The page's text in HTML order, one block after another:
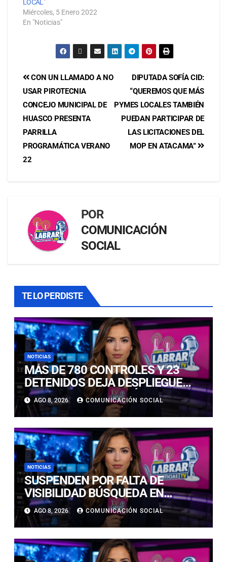
LOCAL´
Miércoles, 5 Enero 2022
En "Noticias"
DIPUTADA SOFÍA CID:
“QUEREMOS QUE MÁS
PYMES LOCALES TAMBIÉN
PUEDAN PARTICIPAR DE
LAS LICITACIONES DEL
MOP EN ATACAMA”
CON UN LLAMADO A NO
USAR PIROTECNIA
CONCEJO MUNICIPAL DE
HUASCO PRESENTA
PARRILLA
PROGRAMÁTICA VERANO
22
POR
COMUNICACIÓN
SOCIAL
TE LO PERDISTE
NOTICIAS
MÁS DE 780 CONTROLES Y 23
DETENIDOS DEJA DESPLIEGUE
POLICIAL EN COPIAPÓ Y CALDERA
AGO 8, 2026 COMUNICACIÓN SOCIAL
NOTICIAS
SUSPENDEN POR FALTA DE
VISIBILIDAD BÚSQUEDA EN
CALDERILLA: OPERATIVO SE
RETOMARÁ ESTE DOMINGO
AGO 8, 2026 COMUNICACIÓN SOCIAL